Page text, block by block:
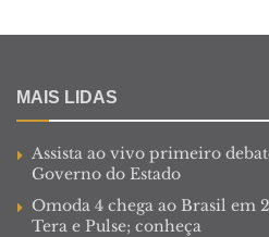
MAIS LIDAS
Assista ao vivo primeiro
Governo do Estado
Omoda 4 chega ao Brasil
Tera e Pulse; conheça